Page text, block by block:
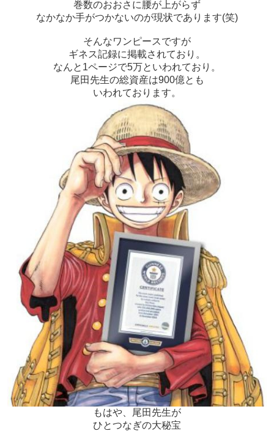
巻数のおおさに腰が上がらず
なかなか手がつかないのが現状であります(笑)
そんなワンピースですが
ギネス記録に掲載されており。
なんと1ページで5万といわれており。
尾田先生の総資産は900億とも
いわれております。
もはや、尾田先生が
ひとつなぎの大秘宝